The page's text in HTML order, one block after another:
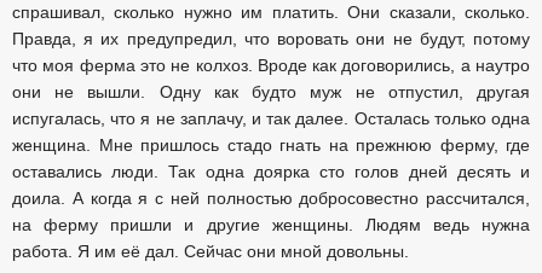
спрашивал, сколько нужно им платить. Они сказали, сколько.
Правда, я их предупредил, что воровать они не будут, потому
что моя ферма это не колхоз. Вроде как договорились, а наутро
они не вышли. Одну как будто муж не отпустил, другая
испугалась, что я не заплачу, и так далее. Осталась только одна
женщина. Мне пришлось стадо гнать на прежнюю ферму, где
оставались люди. Так одна доярка сто голов дней десять и
доила. А когда я с ней полностью добросовестно рассчитался,
на ферму пришли и другие женщины. Людям ведь нужна
работа. Я им её дал. Сейчас они мной довольны.